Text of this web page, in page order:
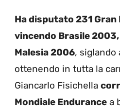
Ha disputato 231 Gran
vincendo Brasile
Malesia 2006, siglando
ottenendo in tutta la
Giancarlo Fisichella
Mondiale Endurance a